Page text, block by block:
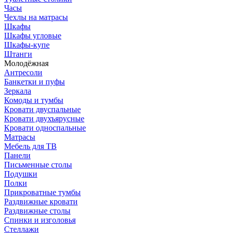
Часы
Чехлы на матрасы
Шкафы
Шкафы угловые
Шкафы-купе
Штанги
Молодёжная
Антресоли
Банкетки и пуфы
Зеркала
Комоды и тумбы
Кровати двуспальные
Кровати двухъярусные
Кровати односпальные
Матрасы
Мебель для ТВ
Панели
Письменные столы
Подушки
Полки
Прикроватные тумбы
Раздвижные кровати
Раздвижные столы
Спинки и изголовья
Стеллажи